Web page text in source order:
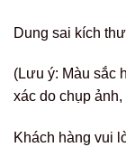
Dung sai kích
(Lưu ý: Màu sắc
xác do chụp
Khách hàng vui